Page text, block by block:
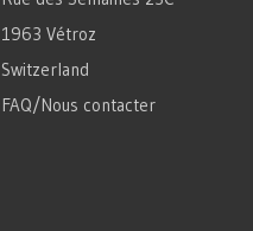
1963 Vétroz
Switzerland
FAQ/Nous contacter